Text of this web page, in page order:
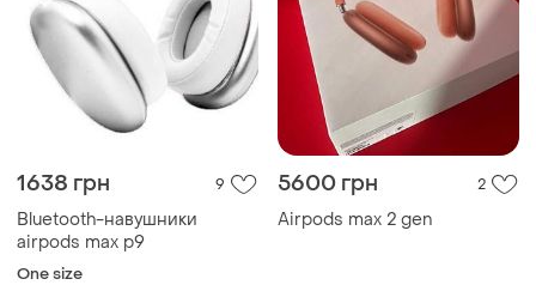
1638 грн 9
Bluetooth-навушники
airpods max p9
One size
5600 грн 2
Airpods max 2 gen